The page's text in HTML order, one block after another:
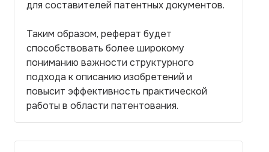
для составителей патентных документов.
Таким образом, реферат будет
способствовать более широкому
пониманию важности структурного
подхода к описанию изобретений и
повысит эффективность практической
работы в области патентования.